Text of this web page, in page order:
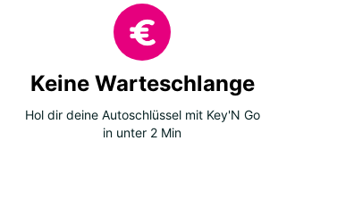
Keine Warteschlange
Hol dir deine Autoschlüssel mit Key'N Go
in unter 2 Min